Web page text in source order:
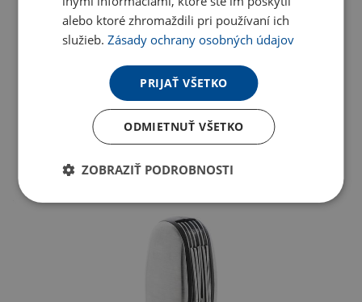
alebo ktoré zhromaždili pri používaní ich
služieb.Zásady ochrany osobných údajov
PRIJAŤ VŠETKO
ODMIETNUŤ VŠETKO
ZOBRAZIŤ PODROBNOSTI